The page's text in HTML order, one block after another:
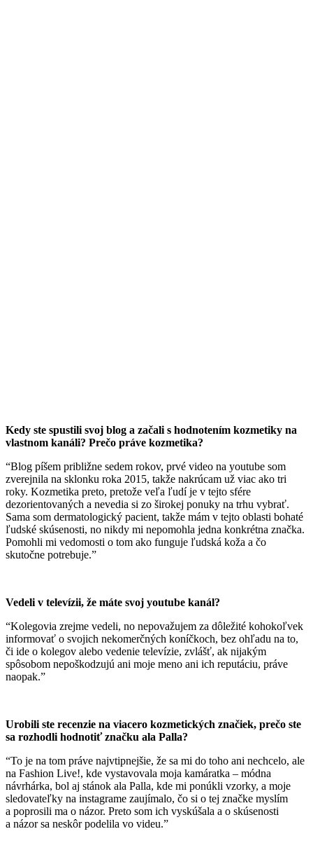
Kedy ste spustili svoj blog a začali s hodnotením kozmetiky na
vlastnom kanáli? Prečo práve kozmetika?
“Blog píšem približne sedem rokov, prvé video na youtube som
zverejnila na sklonku roka 2015, takže nakrúcam už viac ako tri
roky. Kozmetika preto, pretože veľa ľudí je v tejto sfére
dezorientovaných a nevedia si zo širokej ponuky na trhu vybrať.
Sama som dermatologický pacient, takže mám v tejto oblasti bohaté
ľudské skúsenosti, no nikdy mi nepomohla jedna konkrétna značka.
Pomohli mi vedomosti o tom ako funguje ľudská koža a čo
skutočne potrebuje.”
Vedeli v televízii, že máte svoj youtube kanál?
“Kolegovia zrejme vedeli, no nepovažujem za dôležité kohokoľvek
informovať o svojich nekomerčných koníčkoch, bez ohľadu na to,
či ide o kolegov alebo vedenie televízie, zvlášť, ak nijakým
spôsobom nepoškodzujú ani moje meno ani ich reputáciu, práve
naopak.”
Urobili ste recenzie na viacero kozmetických značiek, prečo ste
sa rozhodli hodnotiť značku ala Palla?
“To je na tom práve najvtipnejšie, že sa mi do toho ani nechcelo, ale
na Fashion Live!, kde vystavovala moja kamáratka – módna
návrhárka, bol aj stánok ala Palla, kde mi ponúkli vzorky, a moje
sledovateľky na instagrame zaujímalo, čo si o tej značke myslím
a poprosili ma o názor. Preto som ich vyskúšala a o skúsenosti
a názor sa neskôr podelila vo videu.”